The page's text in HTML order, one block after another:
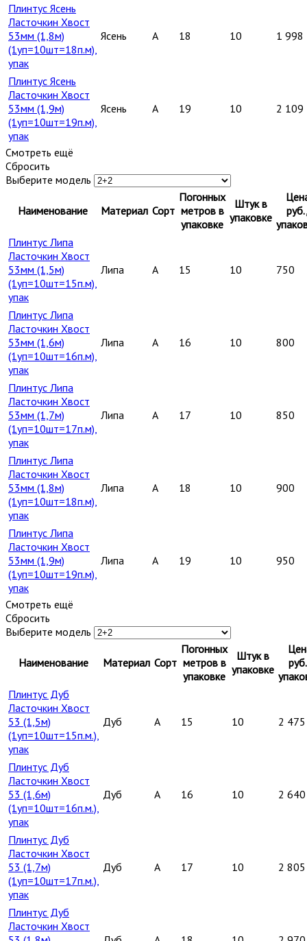
Плинтус Ясень
Ласточкин Хвост
53мм (1,8м)
(1уп=10шт=18п.м),
упак
Ясень A 18 10 1 998
Плинтус Ясень
Ласточкин Хвост
53мм (1,9м)
(1уп=10шт=19п.м),
упак
Ясень A 19 10 2 109
Смотреть ещё
Сбросить
Выберите модель
Наименование Материал Сорт
Погонных
метров в
упаковке
Штук в
упаковке
Плинтус Липа
Ласточкин Хвост
53мм (1,5м)
(1уп=10шт=15п.м),
упак
Липа A 15 10 750
Плинтус Липа
Ласточкин Хвост
53мм (1,6м)
(1уп=10шт=16п.м),
упак
Липа A 16 10 800
Плинтус Липа
Ласточкин Хвост
53мм (1,7м)
(1уп=10шт=17п.м),
упак
Липа A 17 10 850
Плинтус Липа
Ласточкин Хвост
53мм (1,8м)
(1уп=10шт=18п.м),
упак
Липа A 18 10 900
Плинтус Липа
Ласточкин Хвост
53мм (1,9м)
(1уп=10шт=19п.м),
упак
Липа A 19 10 950
Смотреть ещё
Сбросить
Выберите модель
Наименование Материал Сорт
Погонных
метров в
упаковке
Штук в
упаковке
Плинтус Дуб
Ласточкин Хвост
53 (1,5м)
(1уп=10шт=15п.м.),
упак
Дуб A 15 10 2 475
Плинтус Дуб
Ласточкин Хвост
53 (1,6м)
(1уп=10шт=16п.м.),
упак
Дуб A 16 10 2 640
Плинтус Дуб
Ласточкин Хвост
53 (1,7м)
(1уп=10шт=17п.м.),
упак
Дуб A 17 10 2 805
Плинтус Дуб
Ласточкин Хвост